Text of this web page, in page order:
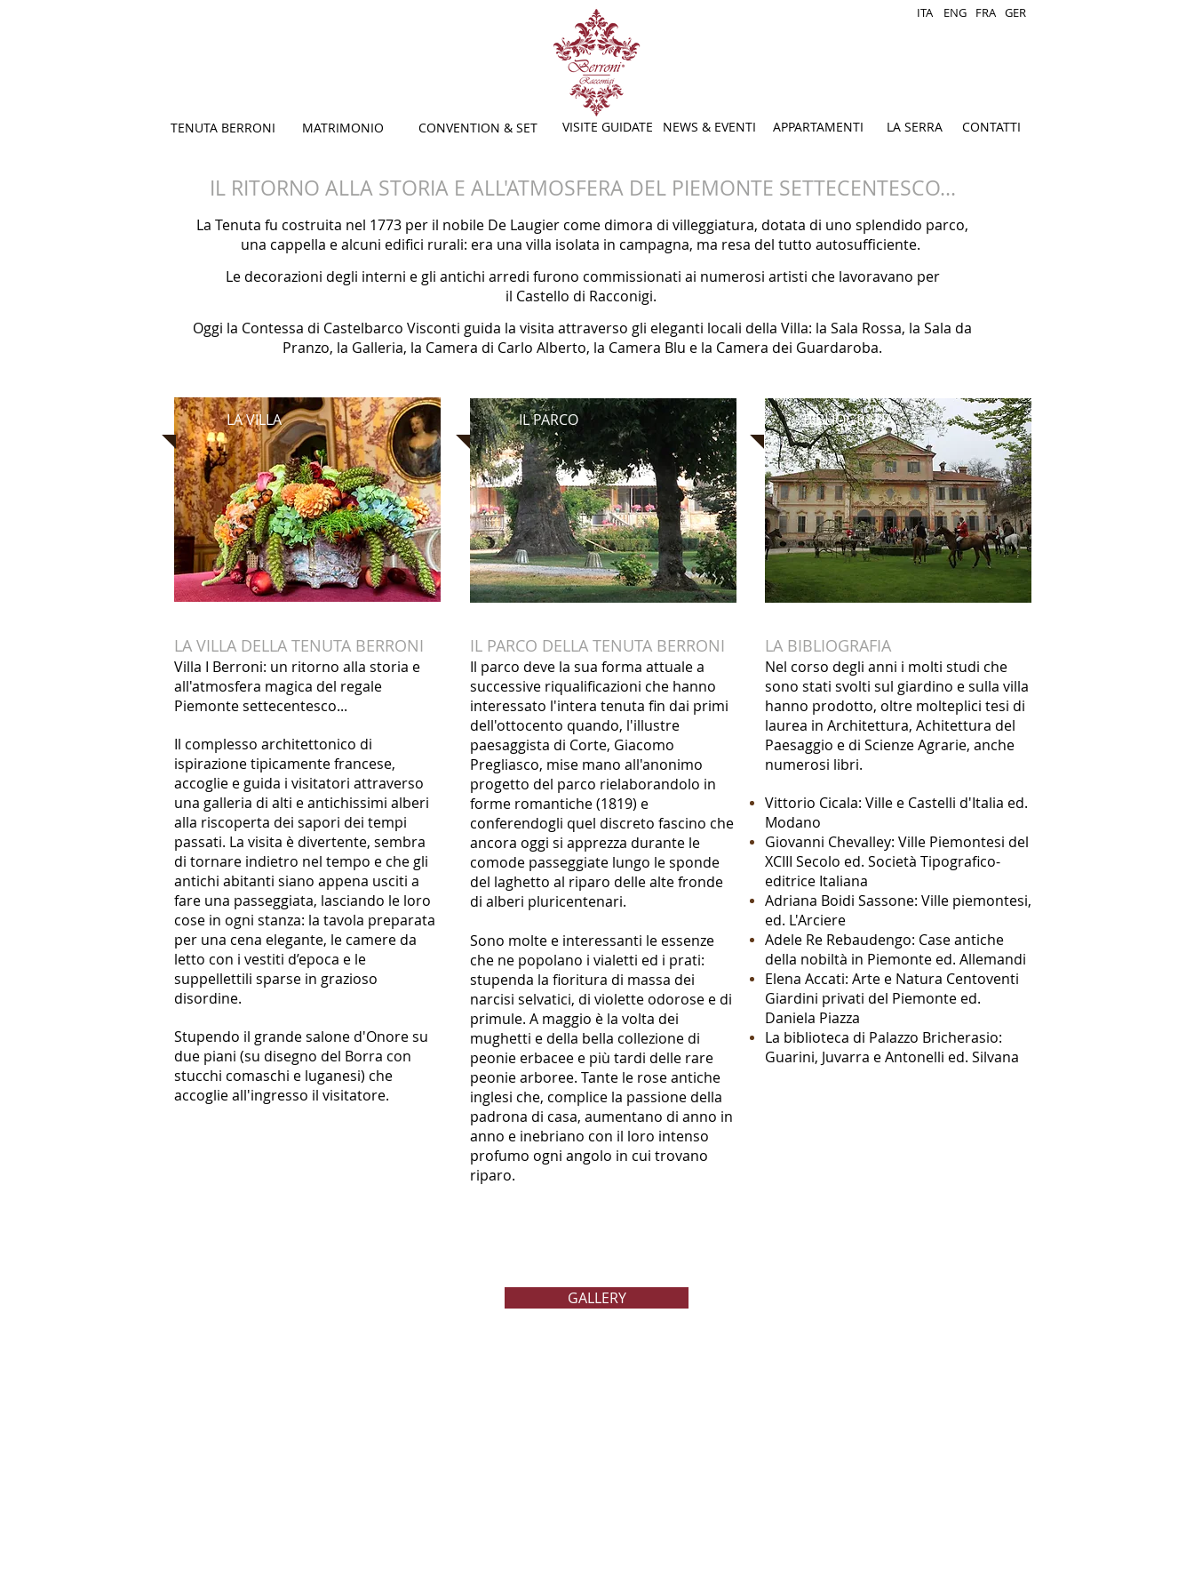
ITA ENG FRA GER
TENUTA BERRONI MATRIMONIO CONVENTION & SET VISITE GUIDATE NEWS & EVENTI APPARTAMENTI LA SERRA CONTATTI
IL RITORNO ALLA STORIA E ALL'ATMOSFERA DEL PIEMONTE SETTECENTESCO...
La Tenuta fu costruita nel 1773 per il nobile De Laugier come dimora di villeggiatura, dotata di uno splendido parco,
una cappella e alcuni edifici rurali: era una villa isolata in campagna, ma resa del tutto autosufficiente.
Le decorazioni degli interni e gli antichi arredi furono commissionati ai numerosi artisti che lavoravano per
il Castello di Racconigi.
Oggi la Contessa di Castelbarco Visconti guida la visita attraverso gli eleganti locali della Villa: la Sala Rossa, la Sala da
Pranzo, la Galleria, la Camera di Carlo Alberto, la Camera Blu e la Camera dei Guardaroba.
LA VILLA IL PARCO BIBLIOGRAFIA
LA VILLA DELLA TENUTA BERRONI
Villa I Berroni: un ritorno alla storia e
all'atmosfera magica del regale
Piemonte settecentesco...
Il complesso architettonico di
ispirazione tipicamente francese,
accoglie e guida i visitatori attraverso
una galleria di alti e antichissimi alberi
alla riscoperta dei sapori dei tempi
passati. La visita è divertente, sembra
di tornare indietro nel tempo e che gli
antichi abitanti siano appena usciti a
fare una passeggiata, lasciando le loro
cose in ogni stanza: la tavola preparata
per una cena elegante, le camere da
letto con i vestiti d’epoca e le
suppellettili sparse in grazioso
disordine.
Stupendo il grande salone d'Onore su
due piani (su disegno del Borra con
stucchi comaschi e luganesi) che
accoglie all'ingresso il visitatore.
IL PARCO DELLA TENUTA BERRONI
​Il parco deve la sua forma attuale a
successive riqualificazioni che hanno
interessato l'intera tenuta fin dai primi
dell'ottocento quando, l'illustre
paesaggista di Corte, Giacomo
Pregliasco, mise mano all'anonimo
progetto del parco rielaborandolo in
forme romantiche (1819) e
conferendogli quel discreto fascino che
ancora oggi si apprezza durante le
comode passeggiate lungo le sponde
del laghetto al riparo delle alte fronde
di alberi pluricentenari.
Sono molte e interessanti le essenze
che ne popolano i vialetti ed i prati:
stupenda la fioritura di massa dei
narcisi selvatici, di violette odorose e di
primule. A maggio è la volta dei
mughetti e della bella collezione di
peonie erbacee e più tardi delle rare
peonie arboree. Tante le rose antiche
inglesi che, complice la passione della
padrona di casa, aumentano di anno in
anno e inebriano con il loro intenso
profumo ogni angolo in cui trovano
riparo.
LA BIBLIOGRAFIA
Nel corso degli anni i molti studi che
sono stati svolti sul giardino e sulla villa
hanno prodotto, oltre molteplici tesi di
laurea in Architettura, Achitettura del
Paesaggio e di Scienze Agrarie, anche
numerosi libri.
Vittorio Cicala: Ville e Castelli d'Italia ed.
Modano
Giovanni Chevalley: Ville Piemontesi del
XCIII Secolo ed. Società Tipografico-
editrice Italiana
Adriana Boidi Sassone: Ville piemontesi,
ed. L'Arciere
Adele Re Rebaudengo: Case antiche
della nobiltà in Piemonte ed. Allemandi
Elena Accati: Arte e Natura Centoventi
Giardini privati del Piemonte ed.
Daniela Piazza
La biblioteca di Palazzo Bricherasio:
Guarini, Juvarra e Antonelli ed. Silvana
GALLERY